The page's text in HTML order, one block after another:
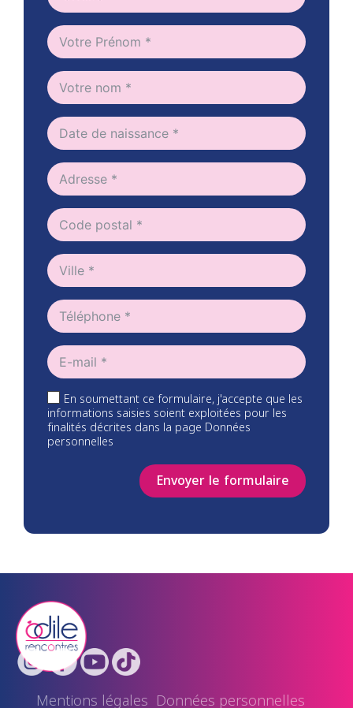
En soumettant ce formulaire, j'accepte que les
informations saisies soient exploitées pour les
finalités décrites dans la page Données
personnelles
Envoyer le formulaire
Mentions légales Données personnelles